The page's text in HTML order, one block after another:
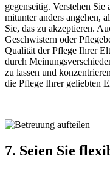
gegenseitig. Verstehen
mitunter anders angehen,
Sie, das zu akzeptieren.
Geschwistern oder
Qualität der Pflege Ihrer
durch
zu lassen und
die Pflege Ihrer geliebten
7. Seien Sie